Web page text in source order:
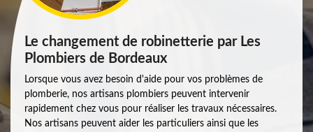
Le changement de robinetterie par Les
Plombiers de Bordeaux
Lorsque vous avez besoin d'aide pour vos problèmes de
plomberie, nos artisans plombiers peuvent intervenir
rapidement chez vous pour réaliser les travaux nécessaires.
Nos artisans peuvent aider les particuliers ainsi que les